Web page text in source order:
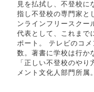
見を払拭し、不登校に
指し不登校の専門家と
ンラインフリースクー
代表として、これまで
ポート。 テレビのコ
数。著書に学校は行か
「正しい不登校のや
メント文化人部門所属。